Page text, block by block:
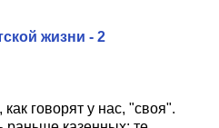
жизни - 2
говорят у нас, "своя".